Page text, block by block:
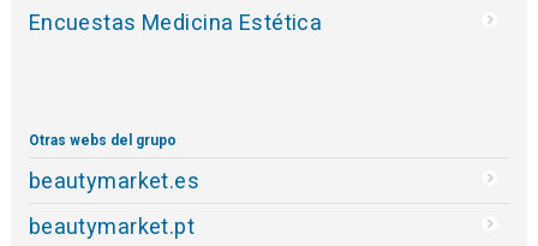
Encuestas Medicina Estética
Otras webs del grupo
beautymarket.es
beautymarket.pt